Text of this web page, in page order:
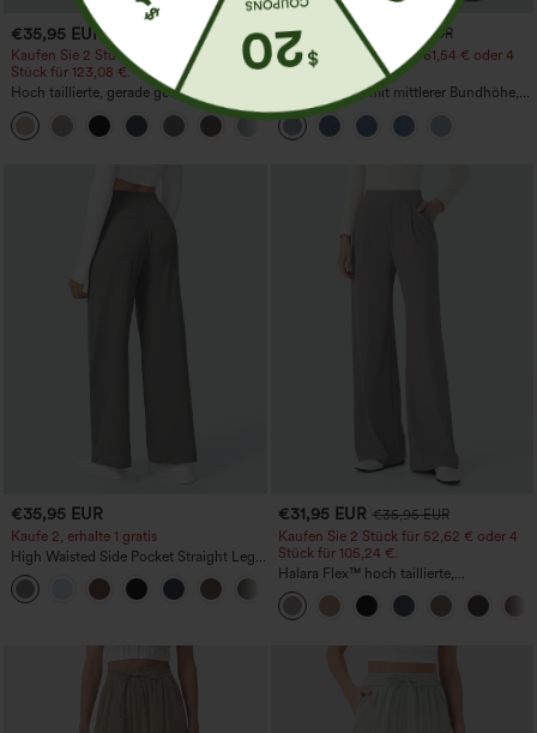
€35,95 EUR
Kaufen Sie 2 Stück für 61,54 € oder 4
Stück für 123,08 €.
Hoch taillierte, gerade geschnittene,
legere Leinen-Optik-Hose mit Taschen
+5
€44,95 EUR
€49,95 EUR
Kaufen Sie 2 Stück für 61,54 € oder 4
Stück für 123,08 €.
Lässige Jeans mit mittlerer Bundhöhe,
Kordelzug und Taschen
€35,95 EUR
Kaufe 2, erhalte 1 gratis
High Waisted Side Pocket Straight Leg
Work Pants
€31,95 EUR €35,95 EUR
Kaufen Sie 2 Stück für 52,62 € oder 4
Stück für 105,24 €.
Halara Flex™ hoch taillierte,
figurformende Arbeitshose, die die Taille
schmaler wirken lässt, mit Taschen,
weitem Bein und Mikro-Waffelstruktur